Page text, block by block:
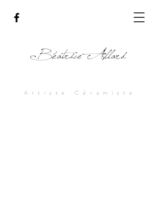
Béatrice Allard
Artiste Céramiste